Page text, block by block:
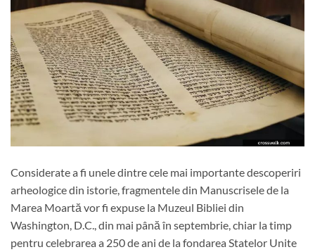
Considerate a fi unele dintre cele mai importante descoperiri
arheologice din istorie, fragmentele din Manuscrisele de la
Marea Moartă vor fi expuse la Muzeul Bibliei din
Washington, D.C., din mai până în septembrie, chiar la timp
pentru celebrarea a 250 de ani de la fondarea Statelor Unite